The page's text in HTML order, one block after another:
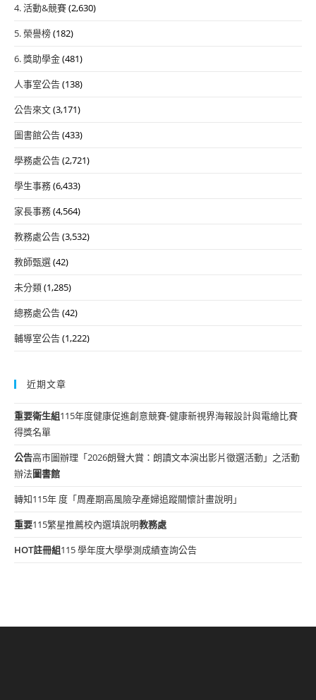
4. 活動&競賽(2,630)
5. 榮譽榜(182)
6. 獎助學金(481)
人事室公告(138)
公告來文(3,171)
圖書館公告(433)
學務處公告(2,721)
學生事務(6,433)
家長事務(4,564)
教務處公告(3,532)
教師甄選(42)
未分類(1,285)
總務處公告(42)
輔導室公告(1,222)
近期文章
重要衛生組115年度健康促進創意競賽-健康新視界海報設計與電繪比賽
得獎名單
公告高市圖辦理「2026朗聲大賞：朗讀文本演出影片徵選活動」之活動
辦法圖書館
轉知115年 度「周產期高風險孕產婦追蹤關懷計畫說明」
重要115繁星推薦校內選填說明教務處
HOT註冊組115 學年度大學學測成績查詢公告